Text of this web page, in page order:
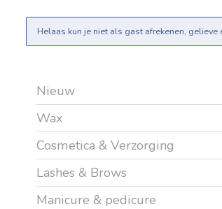
Helaas kun je niet als gast afrekenen, gelieve
Nieuw
Wax
Cosmetica & Verzorging
Lashes & Brows
Manicure & pedicure